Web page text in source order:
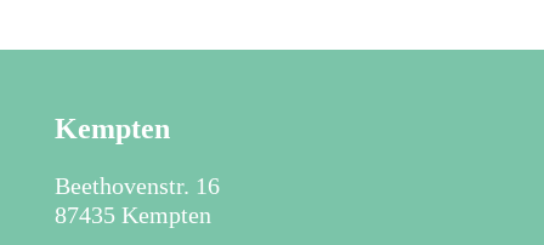
Kempten
Beethovenstr. 16
87435 Kempten